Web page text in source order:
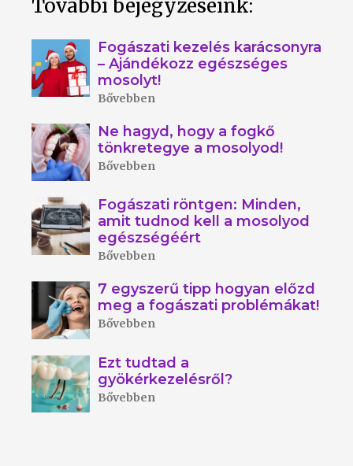
További bejegyzéseink:
Fogászati kezelés karácsonyra
– Ajándékozz egészséges
mosolyt!
Bővebben
Ne hagyd, hogy a fogkő
tönkretegye a mosolyod!
Bővebben
Fogászati röntgen: Minden,
amit tudnod kell a mosolyod
egészségéért
Bővebben
7 egyszerű tipp hogyan előzd
meg a fogászati problémákat!
Bővebben
Ezt tudtad a
gyökérkezelésről?
Bővebben